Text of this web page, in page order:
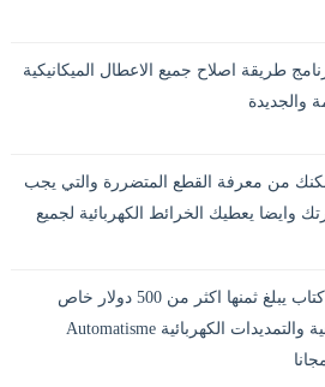
طريقة اصلاح جميع الاعطال الميكانيكية
والجديدة
من معرفة القطع المتضررة والتي يجب
وايضا يعطيك الخرائط الكهربائية لجميع
اكثر من مليون كتاب يبلغ ثمنها اكثر من 500 دولار خاص
بالكهرباء الصناعية والتمديدات الكهربائية Automatisme